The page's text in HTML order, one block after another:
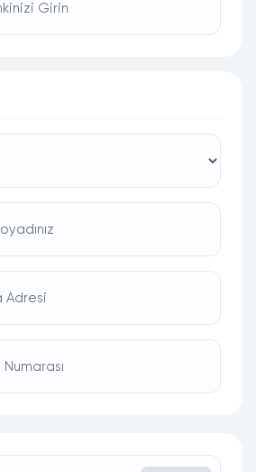
Girin
Adresi
Numarası